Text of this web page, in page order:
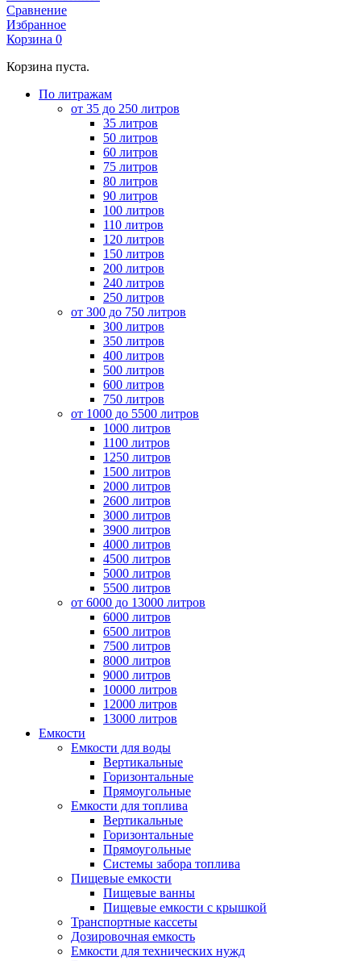
Сравнение
Избранное
Корзина 0
Корзина пуста.
По литражам
от 35 до 250 литров
35 литров
50 литров
60 литров
75 литров
80 литров
90 литров
100 литров
110 литров
120 литров
150 литров
200 литров
240 литров
250 литров
от 300 до 750 литров
300 литров
350 литров
400 литров
500 литров
600 литров
750 литров
от 1000 до 5500 литров
1000 литров
1100 литров
1250 литров
1500 литров
2000 литров
2600 литров
3000 литров
3900 литров
4000 литров
4500 литров
5000 литров
5500 литров
от 6000 до 13000 литров
6000 литров
6500 литров
7500 литров
8000 литров
9000 литров
10000 литров
12000 литров
13000 литров
Емкости
Емкости для воды
Вертикальные
Горизонтальные
Прямоугольные
Емкости для топлива
Вертикальные
Горизонтальные
Прямоугольные
Системы забора топлива
Пищевые емкости
Пищевые ванны
Пищевые емкости с крышкой
Транспортные кассеты
Дозировочная емкость
Емкости для технических нужд